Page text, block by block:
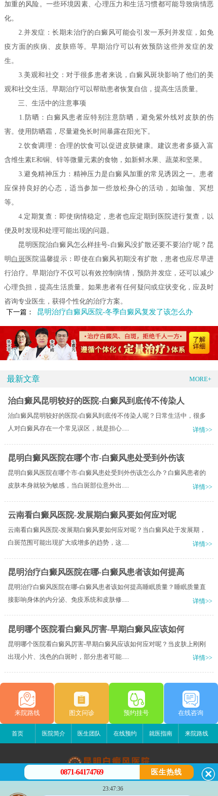
加重的风险。一些环境因素、心理压力和生活习惯都可能导致病情恶
化。
2.并发症：长期未治疗的白癜风可能会引发一系列并发症，如免
疫方面的疾病、皮肤癌等。早期治疗可以有效预防这些并发症的发
生。
3.美观和社交：对于很多患者来说，白癜风斑块影响了他们的美
观和社交生活。早期治疗可以帮助患者恢复自信，提高生活质量。
三、生活中的注意事项
1.防晒：白癜风患者应特别注意防晒，避免紫外线对皮肤的伤
害。使用防晒霜，尽量避免长时间暴露在阳光下。
2.饮食调理：合理的饮食可以促进皮肤健康。建议患者多摄入富
含维生素E和铜、锌等微量元素的食物，如新鲜水果、蔬菜和坚果。
3.避免精神压力：精神压力是白癜风加重的常见诱因之一。患者
应保持良好的心态，适当参加一些放松身心的活动，如瑜伽、冥想
等。
4.定期复查：即使病情稳定，患者也应定期到医院进行复查，以
便及时发现和处理可能出现的问题。
昆明医院治白癜风怎么样挂号-白癜风没扩散还要不要治疗呢？昆
明 白斑 医院温馨提示：即使在白癜风初期没有扩散，患者也应尽早进
行治疗。早期治疗不仅可以有效控制病情，预防并发症，还可以减少
心理负担，提高生活质量。如果患者有任何疑问或症状变化，应及时
咨询专业医生，获得个性化的治疗方案。
下一篇：
昆明治疗白癜风医院-冬季白癜风复发了该怎么办
最新文章 MORE+
治白癜风昆明较好的医院-白癜风到底传不传染人
治白癜风昆明较好的医院-白癜风到底传不传染人呢？日常生活中，很多
人对白癜风存在一个常见误区，就是担心.....
详情>>
昆明白癜风医院在哪个市-白癜风患处受到外伤该
昆明白癜风医院在哪个市-白癜风患处受到外伤该怎么办？白癜风患者的
皮肤本身就较为敏感，当白斑部位意外出.....
详情>>
云南看白癜风医院-发展期白癜风要如何应对呢
云南看白癜风医院-发展期白癜风要如何应对呢？当白癜风处于发展期，
白斑范围可能出现扩大或增多的趋势，这.....
详情>>
昆明治疗白癜风医院在哪-白癜风患者该如何提高
昆明治疗白癜风医院在哪-白癜风患者该如何提高睡眠质量？睡眠质量直
接影响身体的内分泌、免疫系统和皮肤修.....
详情>>
昆明哪个医院看白癜风厉害-早期白癜风应该如何
昆明哪个医院看白癜风厉害-早期白癜风应该如何应对呢？当皮肤上刚刚
出现小片、浅色的白斑时，部分患者可能.....
详情>>
来院路线 图文问诊 预约挂号 在线咨询
首页 医院简介 医生团队 在线预约 就医指南 来院路线
昆明白癜风医院
昆明市五华区护国路2号
0871-64174769 医生热线
23:47:36